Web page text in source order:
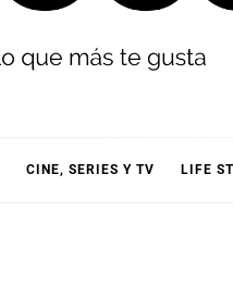
CINE, SERIES Y TV LIFE